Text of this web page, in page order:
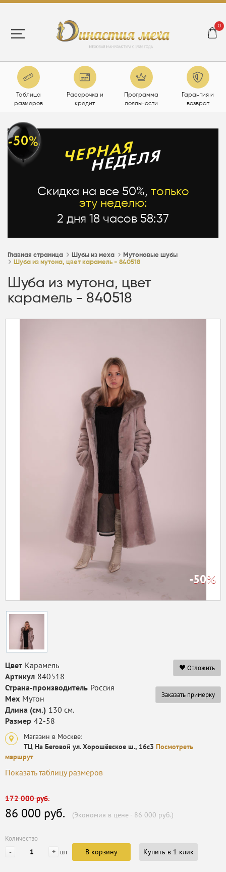
0
Таблица
размеров
Рассрочка и
кредит
Программа
лояльности
Гарантия и
возврат
Скидка на все 50%, только
эту неделю:
2 дня 18 часов 58:36
Главная страница Шубы из меха
Мутоновые шубы
Шуба из мутона, цвет карамель - 840518
Шуба из мутона, цвет
карамель - 840518
-50%
Отложить
Заказать примерку
Цвет Карамель
Артикул 840518
Страна-производитель Россия
Мех Мутон
Длина (см.) 130 см.
Размер 42-58
Магазин в Москве:
ТЦ На Беговой ул. Хорошёвское ш., 16с3 Посмотреть
маршрут
Показать таблицу размеров
172 000 руб.
86 000 руб. (Экономия в цене - 86 000 руб.)
Количество
- + шт В корзину Купить в 1 клик